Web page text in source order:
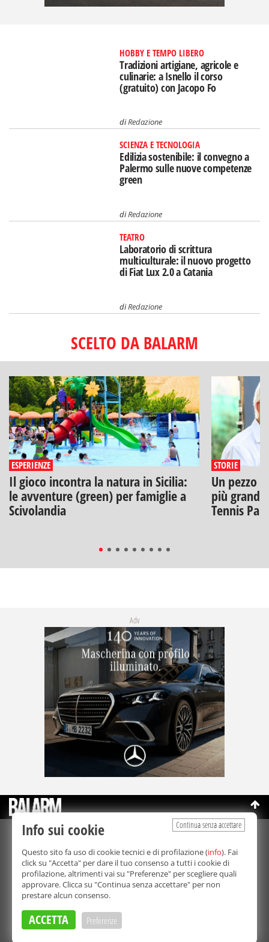
HOBBY E TEMPO LIBERO
Tradizioni artigiane, agricole e
culinarie: a Isnello il corso
(gratuito) con Jacopo Fo
diRedazione
SCIENZA E TECNOLOGIA
Edilizia sostenibile: il convegno a
Palermo sulle nuove competenze
green
diRedazione
TEATRO
Laboratorio di scrittura
multiculturale: il nuovo progetto
di Fiat Lux 2.0 a Catania
diRedazione
SCELTO DA BALARM
ESPERIENZE
Il gioco incontra la natura in Sicilia:
le avventure (green) per famiglie a
Scivolandia
STORIE
Un pezzo
più
Tennis
Adv
©Copyright 2003-2026
Bmedia Srl- P.IVA 07064240828
La riproduzione totale o parziale di tutti i contenuti, in qualunque
forma, su qualsiasi supporto è proibita.
Balarm.it è una testata giornalistica registrata. Autorizzazione del
Tribunale di Palermo n° 32 del 21/10/2003
Direttore responsabile:
Continua senza accettare
Info sui cookie
Questo sito fa uso di cookie tecnici e di profilazione (info). Fai
click su "Accetta" per dare il tuo consenso a tutti i cookie di
profilazione, altrimenti vai su "Preferenze" per scegliere quali
approvare. Clicca su "Continua senza accettare" per non
prestare alcun consenso.
ACCETTA Preferenze